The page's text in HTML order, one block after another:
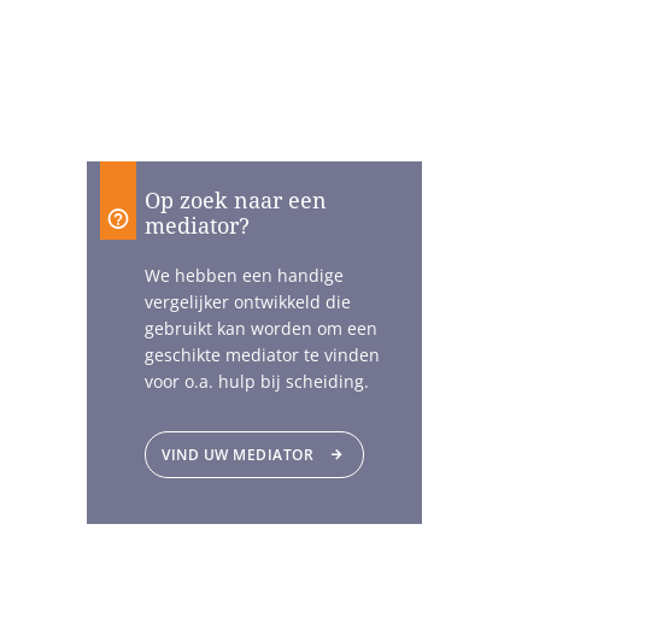
Op zoek naar een
mediator?
We hebben een handige
vergelijker ontwikkeld die
gebruikt kan worden om een
geschikte mediator te vinden
voor o.a. hulp bij scheiding.
VIND UW MEDIATOR